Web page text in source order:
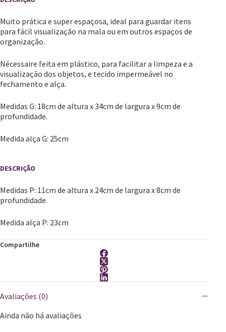
Muito prática e super espaçosa, ideal para guardar itens
para fácil visualização na mala ou em outros espaços de
organização.
Nécessaire feita em plástico, para facilitar a limpeza e a
visualização dos objetos, e tecido impermeável no
fechamento e alça.
Medidas G: 18cm de altura x 34cm de largura x 9cm de
profundidade.
Medida alça G: 25cm
Medidas P: 11cm de altura x 24cm de largura x 8cm de
profundidade.
Medida alça P: 23cm
Compartilhe
Avaliações (0)
Ainda não há avaliações